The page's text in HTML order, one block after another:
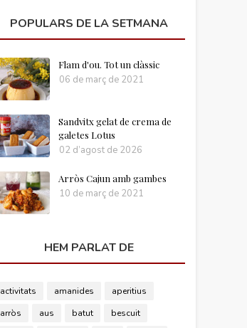
POPULARS DE LA SETMANA
Flam d'ou. Tot un clàssic
06 de març de 2021
Sandvitx gelat de crema de
galetes Lotus
02 d’agost de 2026
Arròs Cajun amb gambes
10 de març de 2021
HEM PARLAT DE
activitats amanides
aperitius
arròs
aus batut
bescuit